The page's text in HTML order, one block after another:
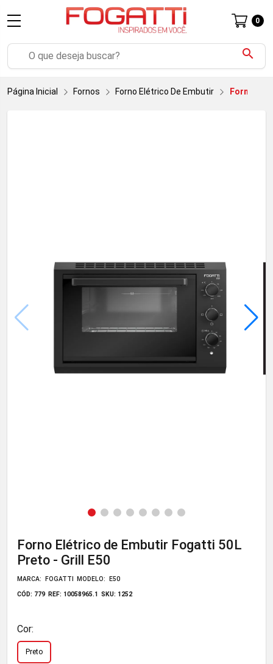
search
0
Página Inicial Fornos Forno Elétrico De Embutir Forno E50
Forno Elétrico de Embutir Fogatti 50L
Preto - Grill E50
MARCA: FOGATTI MODELO: E50
CÓD: 779 REF: 10058965.1 SKU: 1252
Cor:
Preto